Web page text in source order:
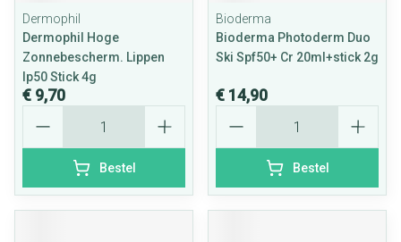
Dermophil
Dermophil Hoge
Zonnebescherm. Lippen
Ip50 Stick 4g
€ 9,70
Bestel
Bioderma
Bioderma Photoderm Duo
Ski Spf50+ Cr 20ml+stick 2g
€ 14,90
Bestel